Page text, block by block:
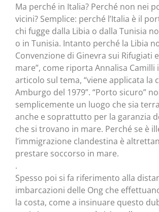
Ma perché in Italia? Perché non nei
vicini? Semplice: perché l’Italia è il
chi fugge dalla Libia o dalla Tunisia
o in Tunisia. Intanto perché la Libia
Convenzione di Ginevra sui Rifugiati
mare”, come riporta Annalisa
articolo sul tema, “viene applicata la
Amburgo del 1979”. “Porto sicuro”
semplicemente un luogo che sia
anche e soprattutto per la garanzia
che si trovano in mare. Perché se è
l’immigrazione clandestina è
prestare soccorso in mare.
.
Spesso poi si fa riferimento alla
imbarcazioni delle Ong che
la costa, come a insinuare questo